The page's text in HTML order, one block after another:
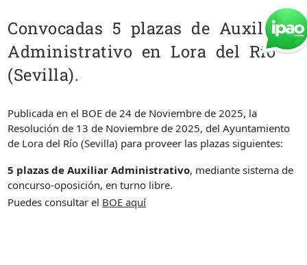
Convocadas 5 plazas de Auxiliar
Administrativo en Lora del Río
(Sevilla).
Publicada en el BOE de 24 de Noviembre de 2025, la
Resolución de 13 de Noviembre de 2025, del Ayuntamiento
de Lora del Río (Sevilla) para proveer las plazas siguientes:
5 plazas de Auxiliar Administrativo, mediante sistema de
concurso-oposición, en turno libre.
Puedes consultar el BOE aquí